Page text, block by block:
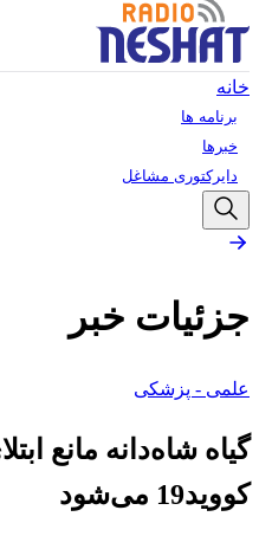
خانه
برنامه ها
خبرها
دایرکتوری مشاغل
جزئیات خبر
علمی - پزشکی
گیاه‌ شاه‌دانه مانع
کووید19 می‌شود